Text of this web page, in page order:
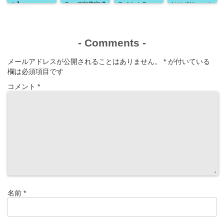
ト】
ラーで完璧完成
ライトカラー
じにボリューム
- Comments -
メールアドレスが公開されることはありません。 * が付いている
欄は必須項目です
コメント *
名前 *